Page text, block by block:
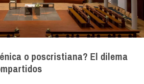
o poscristiana? El dilema